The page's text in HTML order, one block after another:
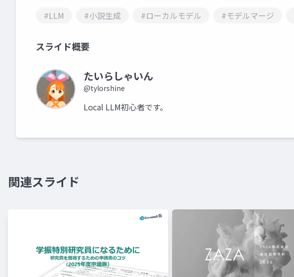
#LLM #小説生成 #ローカルモデル #モデルマージ
スライド概要
たいらしゃいん
@tylorshine
Local LLM初心者です。
関連スライド